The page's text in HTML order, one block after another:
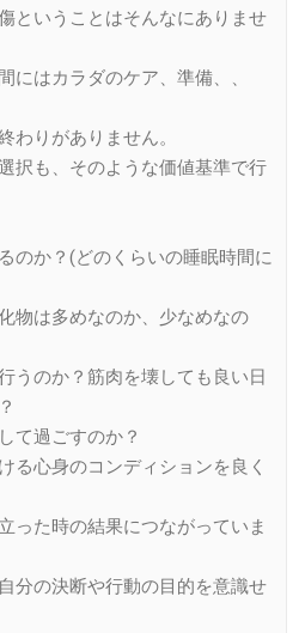
ということはそんなにありませ
にはカラダのケア、準備、、
わりがありません。
択も、そのような価値基準で行
のか？(どのくらいの睡眠時間に
物は多めなのか、少なめなの
うのか？筋肉を壊しても良い日
て過ごすのか？
る心身のコンディションを良く
った時の結果につながっていま
分の決断や行動の目的を意識せ